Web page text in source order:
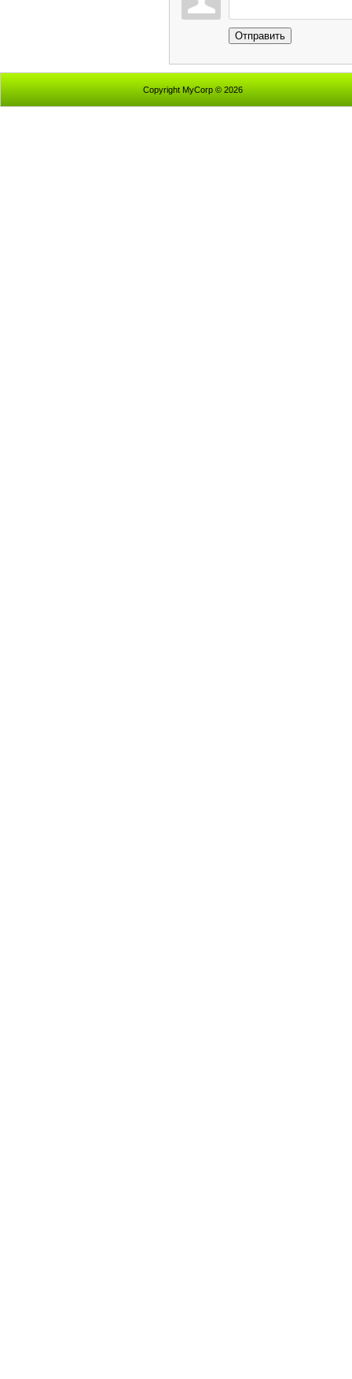
Отправить
Copyright MyCorp © 2026